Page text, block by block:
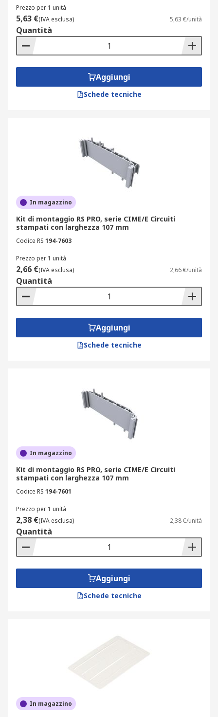
comprometterne la funzionalità.
Le staffe terminali permettono di avere un
montaggio affidabile e permanente sulla guida
DIN e ne impediscono lo scorrimento. Questi
Le barre di collegamento vengono utilizzate per
che entrano in contatto con la barra di
connessione interna nella morsettiera.
Prezzo per 1 unità
5,63 €(IVA esclusa) 5,63 €/unità
Quantità
Aggiungi
Schede tecniche
In magazzino
Kit di montaggio RS PRO, serie CIME/E Circuiti
stampati con larghezza 107 mm
Codice RS 194-7603
Prezzo per 1 unità
2,66 €(IVA esclusa) 2,66 €/unità
Quantità
Aggiungi
Schede tecniche
In magazzino
Kit di montaggio RS PRO, serie CIME/E Circuiti
stampati con larghezza 107 mm
Codice RS 194-7601
Prezzo per 1 unità
2,38 €(IVA esclusa) 2,38 €/unità
Quantità
Aggiungi
Schede tecniche
In magazzino